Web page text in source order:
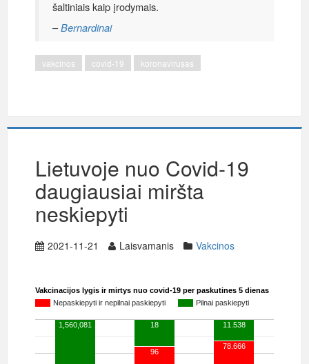
šaltiniais kaip įrodymais.
–Bernardinai
vakcinos covid-19 koronavirusas
Lietuvoje nuo Covid-19
daugiausiai miršta
neskiepyti
2021-11-21 Laisvamanis Vakcinos
Vakcinacijos lygis ir mirtys nuo covid-19 per paskutines 5 dienas
Nepaskiepyti ir nepilnai paskiepyti
Pilnai paskiepyti
96
78.666
1,560,081 18 11.538